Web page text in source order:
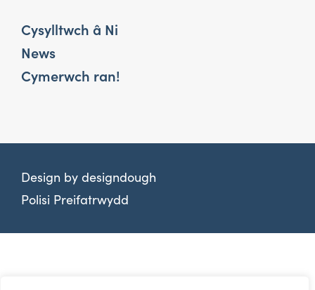
Cysylltwch â Ni
News
Cymerwch ran!
Design by designdough
Polisi Preifatrwydd